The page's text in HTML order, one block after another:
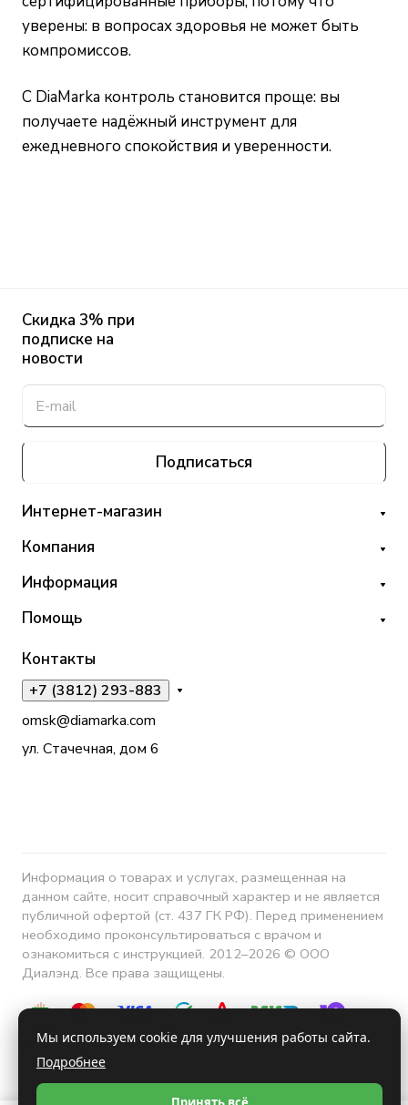
уверены: в вопросах здоровья не может быть
компромиссов.
С DiaMarka контроль становится проще: вы
получаете надёжный инструмент для
ежедневного спокойствия и уверенности.
Скидка 3% при
подписке на
новости
Подписаться
Интернет-магазин
Компания
Информация
Помощь
Контакты
+7 (3812) 293-883
omsk@diamarka.com
ул. Стачечная, дом 6
Информация о товарах и услугах, размещенная на
данном сайте, носит справочный характер и не является
публичной офертой (ст. 437 ГК РФ). Перед применением
необходимо проконсультироваться с врачом и
ознакомиться с инструкцией. 2012–2026 © ООО
Диалэнд. Все права защищены.
Конфиденциальность
Мы используем cookie для улучшения работы сайта.
Подробнее